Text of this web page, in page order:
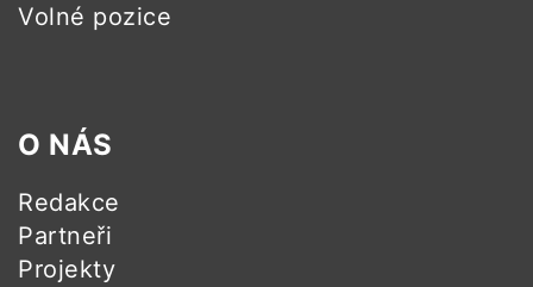
Volné pozice
O NÁS
Redakce
Partneři
Projekty